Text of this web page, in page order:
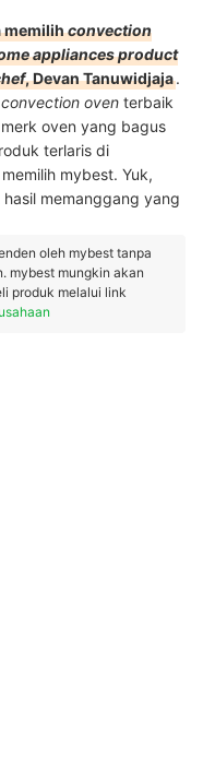
memilihconvection
appliances product
, Devan Tanuwidjaja.
convection oven terbaik
oven yang bagus
terlaris di
mybest. Yuk,
memanggang yang
oleh mybest tanpa
mybest mungkin akan
produk melalui link